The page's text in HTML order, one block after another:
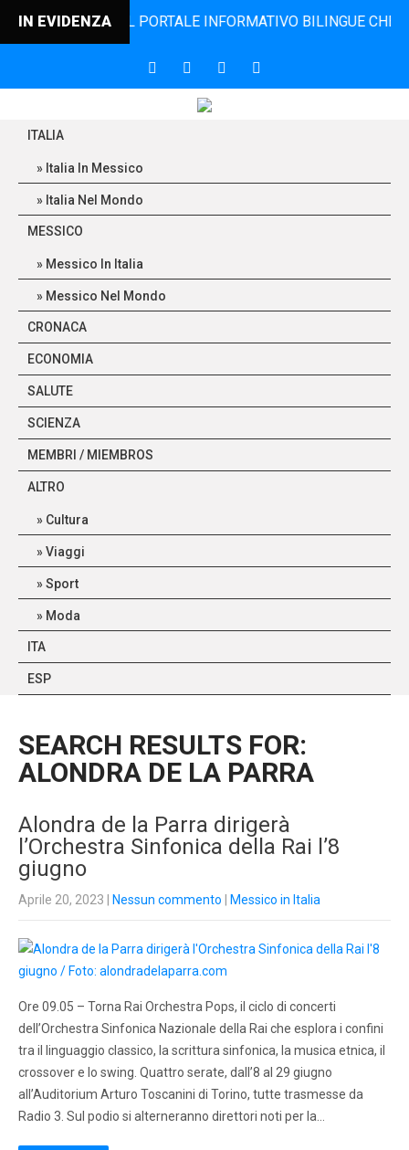
IN EVIDENZAIL PORTALE INFORMATIVO BILINGUE CHE
ITALIA
Italia In Messico
Italia Nel Mondo
MESSICO
Messico In Italia
Messico Nel Mondo
CRONACA
ECONOMIA
SALUTE
SCIENZA
MEMBRI / MIEMBROS
ALTRO
Cultura
Viaggi
Sport
Moda
ITA
ESP
SEARCH RESULTS FOR:
ALONDRA DE LA PARRA
Alondra de la Parra dirigerà
l’Orchestra Sinfonica della Rai l’8
giugno
Aprile 20, 2023 Nessun commento Messico in Italia
Ore 09.05 – Torna Rai Orchestra Pops, il ciclo di concerti
dell’Orchestra Sinfonica Nazionale della Rai che esplora i confini
tra il linguaggio classico, la scrittura sinfonica, la musica etnica, il
crossover e lo swing. Quattro serate, dall’8 al 29 giugno
all’Auditorium Arturo Toscanini di Torino, tutte trasmesse da
Radio 3. Sul podio si alterneranno direttori noti per la…